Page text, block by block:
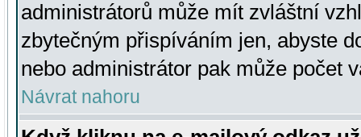
administrátorů může mít zvláštní
zbytečným přispíváním jen, abyste
nebo administrátor pak může počet
Návrat nahoru